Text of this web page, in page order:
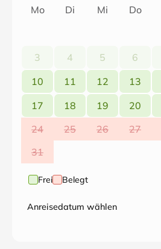
Mo Di Mi Do
3
4 5 6
10
11 12 13
17
18 19 20
24
25 26 27
31
Frei Belegt
Anreisedatum wählen